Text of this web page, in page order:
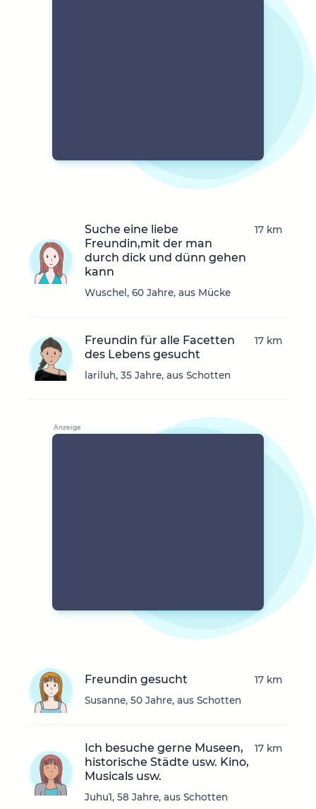
Suche eine liebe
Freundin,mit der man
durch dick und dünn gehen
kann
Wuschel, 60 Jahre, aus Mücke
17 km
Freundin für alle Facetten
des Lebens gesucht
lariluh, 35 Jahre, aus Schotten
17 km
Freundin gesucht
Susanne, 50 Jahre, aus Schotten
17 km
Ich besuche gerne Museen,
historische Städte usw. Kino,
Musicals usw.
Juhu1, 58 Jahre, aus Schotten
17 km